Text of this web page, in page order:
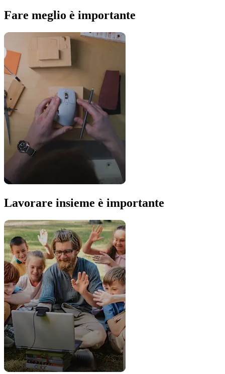
Fare meglio è importante
Lavorare insieme è importante